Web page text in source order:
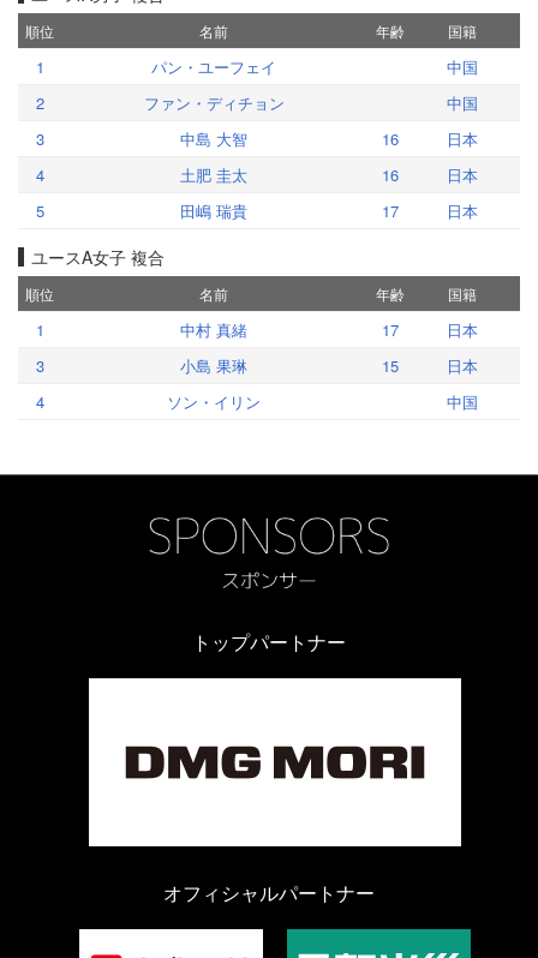
順位 名前 年齢 国籍
1 パン・ユーフェイ
中国
2
ファン・ディチョン
中国
3
中島 大智 16
日本
4
土肥 圭太 16
日本
5
田嶋 瑞貴 17 日本
ユースA女子 複合
順位 名前 年齢 国籍
1 中村 真緒 17
日本
3
小島 果琳 15
日本
4
ソン・イリン 中国
トップパートナー
オフィシャルパートナー